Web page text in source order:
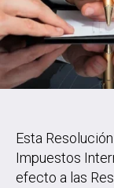
Esta
Impuestos
efecto a las